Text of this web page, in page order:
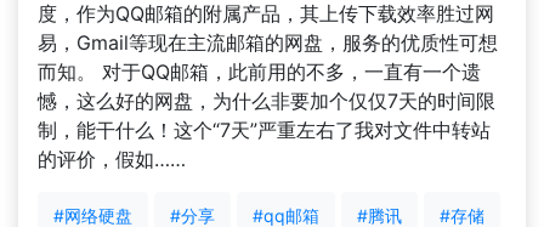
度，作为QQ邮箱的附属产品，其上传下载效率胜过网
易，Gmail等现在主流邮箱的网盘，服务的优质性可想
而知。 对于QQ邮箱，此前用的不多，一直有一个遗
憾，这么好的网盘，为什么非要加个仅仅7天的时间限
制，能干什么！这个“7天”严重左右了我对文件中转站
的评价，假如……
#网络硬盘 #分享 #qq邮箱 #腾讯 #存储